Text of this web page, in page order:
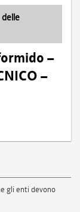
–
–
gli enti devono